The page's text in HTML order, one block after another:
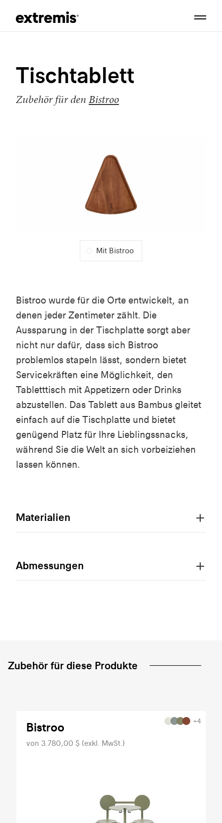
Tischtablett
Zubehör für den Bistroo
Mit Bistroo
Bistroo wurde für die Orte entwickelt, an
denen jeder Zentimeter zählt. Die
Aussparung in der Tischplatte sorgt aber
nicht nur dafür, dass sich Bistroo
problemlos stapeln lässt, sondern bietet
Servicekräften eine Möglichkeit, den
Tabletttisch mit Appetizern oder Drinks
abzustellen. Das Tablett aus Bambus gleitet
einfach auf die Tischplatte und bietet
genügend Platz für Ihre Lieblingssnacks,
während Sie die Welt an sich vorbeiziehen
lassen können.
Materialien
Abmessungen
Zubehör für diese Produkte
+4
Bistroo
von 3.780,00 $ (exkl. MwSt.)